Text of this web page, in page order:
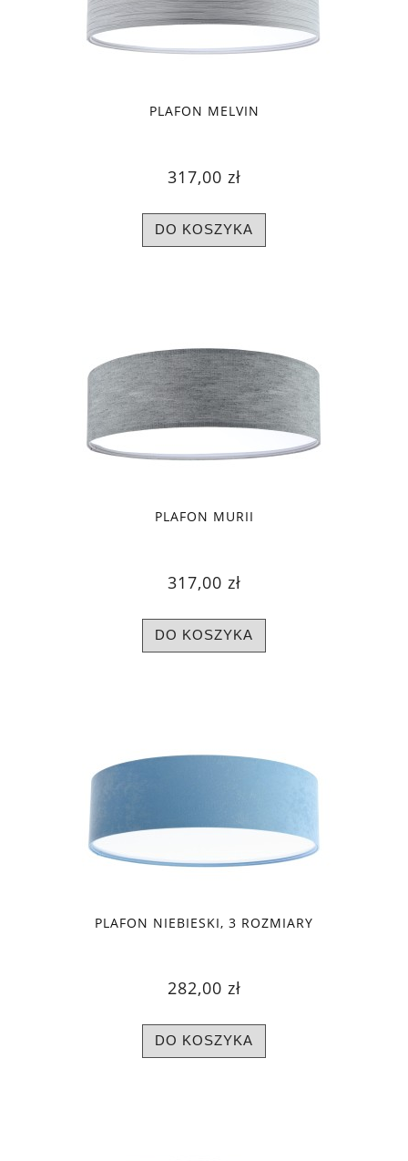
PLAFON MELVIN
317,00 zł
DO KOSZYKA
PLAFON MURII
317,00 zł
DO KOSZYKA
PLAFON NIEBIESKI, 3 ROZMIARY
282,00 zł
DO KOSZYKA